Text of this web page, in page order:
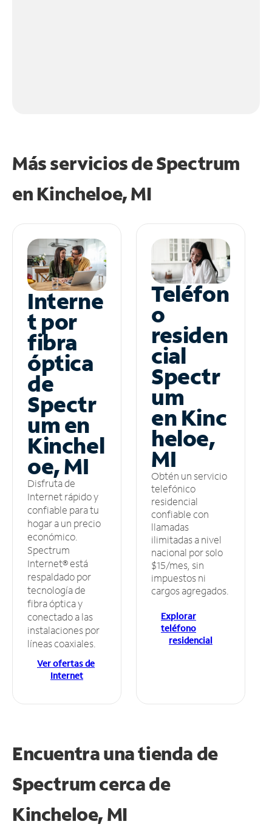
Más servicios de Spectrum
en Kincheloe, MI
Interne
t por
fibra
óptica
de
Spectr
um en
Kinchel
oe, MI
Disfruta de
Internet rápido y
confiable para tu
hogar a un precio
económico.
Spectrum
Internet® está
respaldado por
tecnología de
fibra óptica y
conectado a las
instalaciones por
líneas coaxiales.
Ver ofertas de
Internet
Teléfon
o
residen
cial
Spectr
um
en Kinc
heloe,
MI
Obtén un servicio
telefónico
residencial
confiable con
llamadas
ilimitadas a nivel
nacional por solo
$15/mes, sin
impuestos ni
cargos agregados.
Explorar
teléfono
residencial
Encuentra una tienda de
Spectrumcerca de
Kincheloe, MI